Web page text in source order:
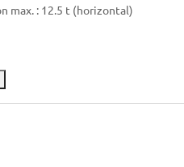
max. : 12.5 t (horizontal)